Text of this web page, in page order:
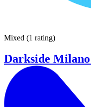
Mixed (1 rating)
Darkside Milano